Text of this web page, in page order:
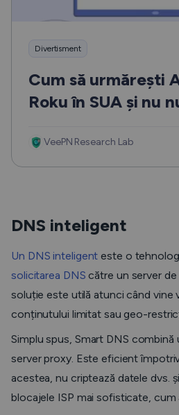
Divertisment
Cum să urmărești
Roku în SUA și nu
VeePN Research Lab
DNS inteligent
Un DNS inteligent este o
solicitarea DNS către un server
soluție este utilă atunci când vine
conținutului limitat sau geo-
Simplu spus, Smart DNS combină
server proxy. Este eficient
acestea, nu criptează datele dvs.
blocajele ISP mai sofisticate, cum